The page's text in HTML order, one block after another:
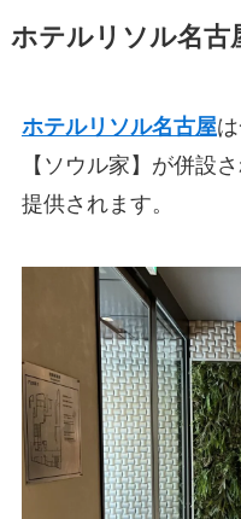
ホテルリソル名古
ホテルリソル名古屋
【ソウル家】が併設
提供されます。